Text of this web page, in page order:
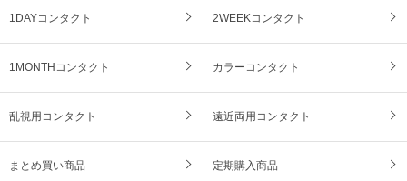
1DAYコンタクト 2WEEKコンタクト
1MONTHコンタクト カラーコンタクト
乱視用コンタクト 遠近両用コンタクト
まとめ買い商品 定期購入商品